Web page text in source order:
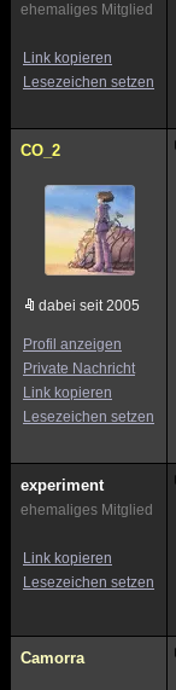
ehemaliges Mitglied
Link kopieren
Lesezeichen setzen
CO_2
dabei seit 2005
Profil anzeigen
Private Nachricht
Link kopieren
Lesezeichen setzen
experiment
ehemaliges Mitglied
Link kopieren
Lesezeichen setzen
Camorra